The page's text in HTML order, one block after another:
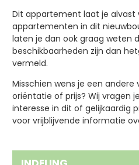
Dit appartement laat je alvast
appartementen in dit
laten je dan ook graag weten
beschikbaarheden zijn dan
vermeld.
Misschien wens je een
oriëntatie of prijs? Wij vragen
interesse in dit of gelijkaardig
voor vrijblijvende informatie